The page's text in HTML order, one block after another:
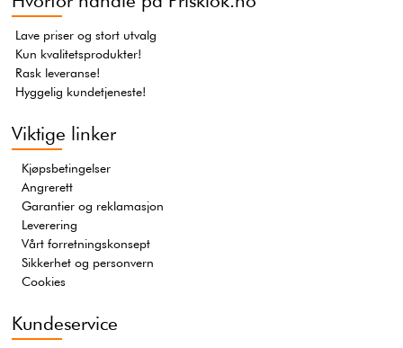
Lave priser og stort utvalg
Kun kvalitetsprodukter!
Rask leveranse!
Hyggelig kundetjeneste!
Viktige linker
Kjøpsbetingelser
Angrerett
Garantier og reklamasjon
Leverering
Vårt forretningskonsept
Sikkerhet og personvern
Cookies
Kundeservice